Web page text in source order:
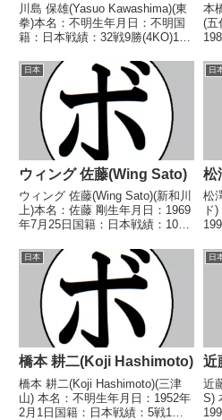
川島 保雄(Yasuo Kawashima)(東
拳)本名：不明生年月日：不明国
籍：日本戦績：32戦9勝(4KO)19
歴】1947/01/07 △4R判定 (採点
不明) 近藤 栄一(新
興)1948/02/29 ○...
本
(五
ル
日本
ウィング 佐藤(Wing Sato)
ウィング 佐藤(Wing Sato)(新和川
上)本名：佐藤 剛生年月日：1969
年7月25日国籍：日本戦績：10戦
ル】なし【戦歴】1988/07/23
○4R判定 (採点不明) 西田 勇(日
東)■1988年...
日
松
松
ド
ル
日本
橋本 耕二(Koji Hashimoto)
橋本 耕二(Koji Hashimoto)(三津
山) 本名：不明生年月日：1952年
2月1日国籍：日本戦績：5戦1勝
日
近
近
S)